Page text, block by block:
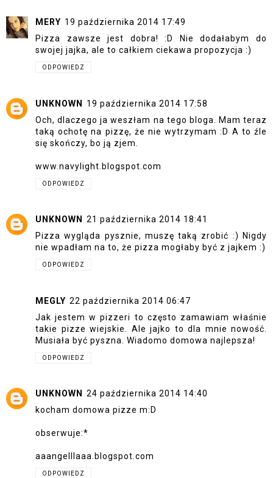
MERY 19 października 2014 17:49
Pizza zawsze jest dobra! :D Nie dodałabym do
swojej jajka, ale to całkiem ciekawa propozycja :)
ODPOWIEDZ
UNKNOWN
19 października 2014 17:58
Och, dlaczego ja weszłam na tego bloga. Mam teraz
taką ochotę na pizzę, że nie wytrzymam :D A to źle
się skończy, bo ją zjem.
www.navylight.blogspot.com
ODPOWIEDZ
UNKNOWN
21 października 2014 18:41
Pizza wygląda pysznie, muszę taką zrobić :) Nigdy
nie wpadłam na to, że pizza mogłaby być z jajkem :)
ODPOWIEDZ
MEGLY 22 października 2014 06:47
Jak jestem w pizzeri to często zamawiam właśnie
takie pizze wiejskie. Ale jajko to dla mnie nowość.
Musiała być pyszna. Wiadomo domowa najlepsza!
ODPOWIEDZ
UNKNOWN
24 października 2014 14:40
kocham domowa pizze m:D
obserwuje:*
aaangelllaaa.blogspot.com
ODPOWIEDZ